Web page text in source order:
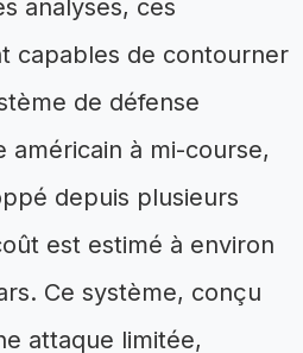
analyses, ces
capables de contourner
de défense
américain à mi-course,
depuis plusieurs
est estimé à environ
Ce système, conçu
attaque limitée,